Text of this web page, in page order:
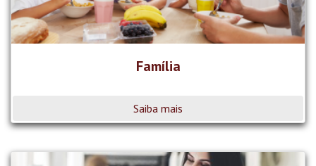
Família
Saiba mais